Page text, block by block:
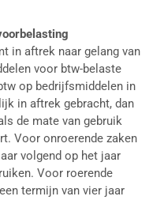
in aftrek naar gelang van
voor btw-belaste
op bedrijfsmiddelen in
in aftrek gebracht, dan
de mate van gebruik
Voor onroerende zaken
volgend op het jaar
Voor roerende
termijn van vier jaar